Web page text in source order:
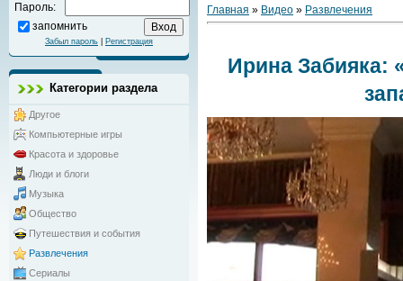
Пароль:
запомнить
Забыл пароль Регистрация
Категории раздела
Другое
Компьютерные игры
Красота и здоровье
Люди и блоги
Музыка
Общество
Путешествия и события
Развлечения
Сериалы
Главная » Видео » Развлечения
Ирина Забияка: